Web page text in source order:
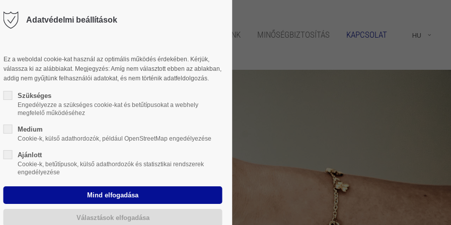
dolor sit amet:
/ 365days
for our customers
- 5:00pm(GMT +1)
Cybersteel Inc.
376-293 City Road, Suite 600
San Francisco, CA 94102
Have any questions?
Drop us a line
About us HU
TERMÉKEINK MINŐSÉGBIZTOSÍTÁS KAPCSOLAT
Adatvédelmi beállítások
Ez a weboldal cookie-kat használ az optimális működés érdekében. Kérjük,
válassza ki az alábbiakat. Megjegyzés: Amíg nem választott ebben az ablakban,
addig nem gyűjtünk felhasználói adatokat, és nem történik adatfeldolgozás.
Szükséges
Engedélyezze a szükséges cookie-kat és betűtípusokat a webhely
megfelelő működéséhez
Medium
Cookie-k, külső adathordozók, például OpenStreetMap engedélyezése
Ajánlott
Cookie-k, betűtípusok, külső adathordozók és statisztikai rendszerek
engedélyezése